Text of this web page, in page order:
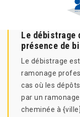
Le débistrage
présence de
Le débistrage
ramonage
cas où les
par un
cheminée à